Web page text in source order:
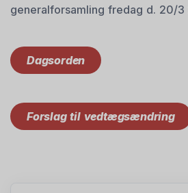
generalforsamling fredag d. 20/3
Dagsorden
Forslag til vedtægsændring